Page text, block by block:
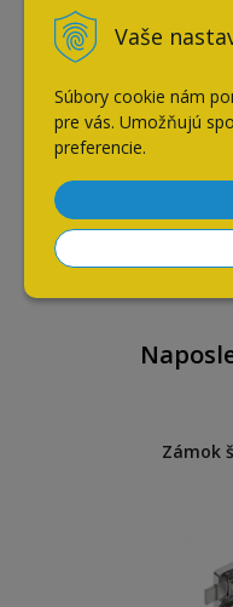
Vaše
Súbory cookie nám
pre vás. Umožňujú
preferencie.
4,40€
s DPH / ks
Zámok